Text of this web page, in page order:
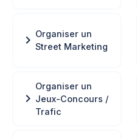
chevron_right Organiser un
Street Marketing
chevron_right
Organiser un
Jeux-Concours /
Trafic